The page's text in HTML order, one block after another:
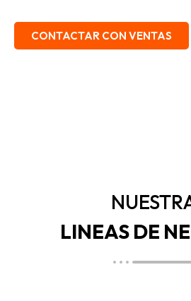
CONTACTAR CON VENTAS
LINEAS DE